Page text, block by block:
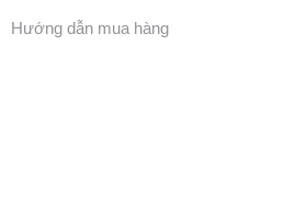
Hướng dẫn mua hàng